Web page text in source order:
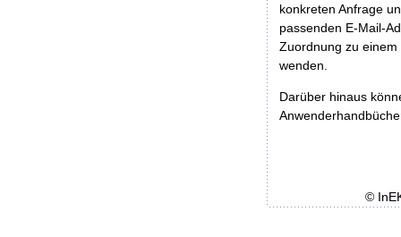
konkreten Anfrage
passenden E-Mail-
Zuordnung zu
wenden.
Darüber hinaus
©